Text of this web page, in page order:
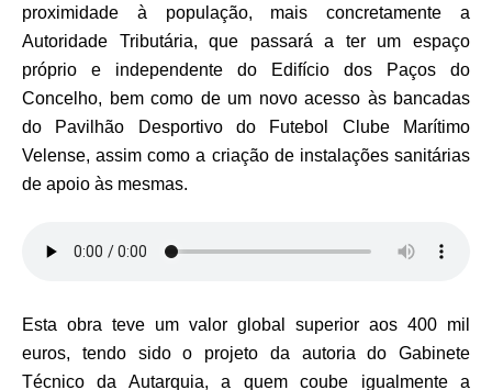
proximidade à população, mais concretamente a
Autoridade Tributária, que passará a ter um espaço
próprio e independente do Edifício dos Paços do
Concelho, bem como de um novo acesso às bancadas
do Pavilhão Desportivo do Futebol Clube Marítimo
Velense, assim como a criação de instalações sanitárias
de apoio às mesmas.
Esta obra teve um valor global superior aos 400 mil
euros, tendo sido o projeto da autoria do Gabinete
Técnico da Autarquia, a quem coube igualmente a